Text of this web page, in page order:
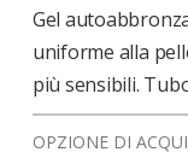
Gel
uniforme alla
più sensibili.
OPZIONE DI